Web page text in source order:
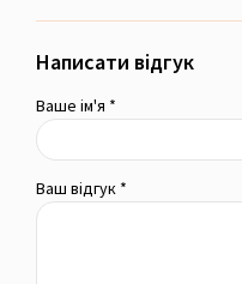
Написати відгук
Ваше ім'я *
Ваш відгук *